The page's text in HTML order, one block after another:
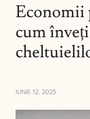
Economii
cum
IUNIE 12, 2025